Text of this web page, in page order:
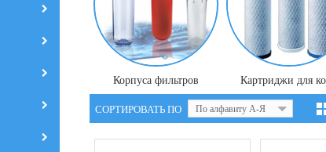
Корпуса фильтров Картриджи для
СОРТИРОВАТЬ ПО По алфавиту А-Я